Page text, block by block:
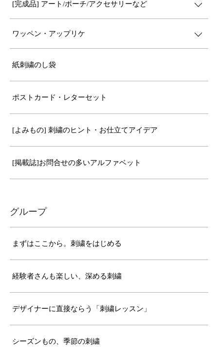
[完成品] アート/ポーチ/アクセサリーなど
ワッペン・アップリケ
紙刺繍のし袋
ポストカード・レターセット
[よみもの] 刺繍のヒント・お仕立てアイデア
[掲載誌]お問合せの多いアルファベット
グループ
まずはここから。刺繍をはじめる
経験者さんも楽しい、深める刺繍
デザイナーに直接ならう「刺繍レッスン」
シーズンもの、季節の刺繍